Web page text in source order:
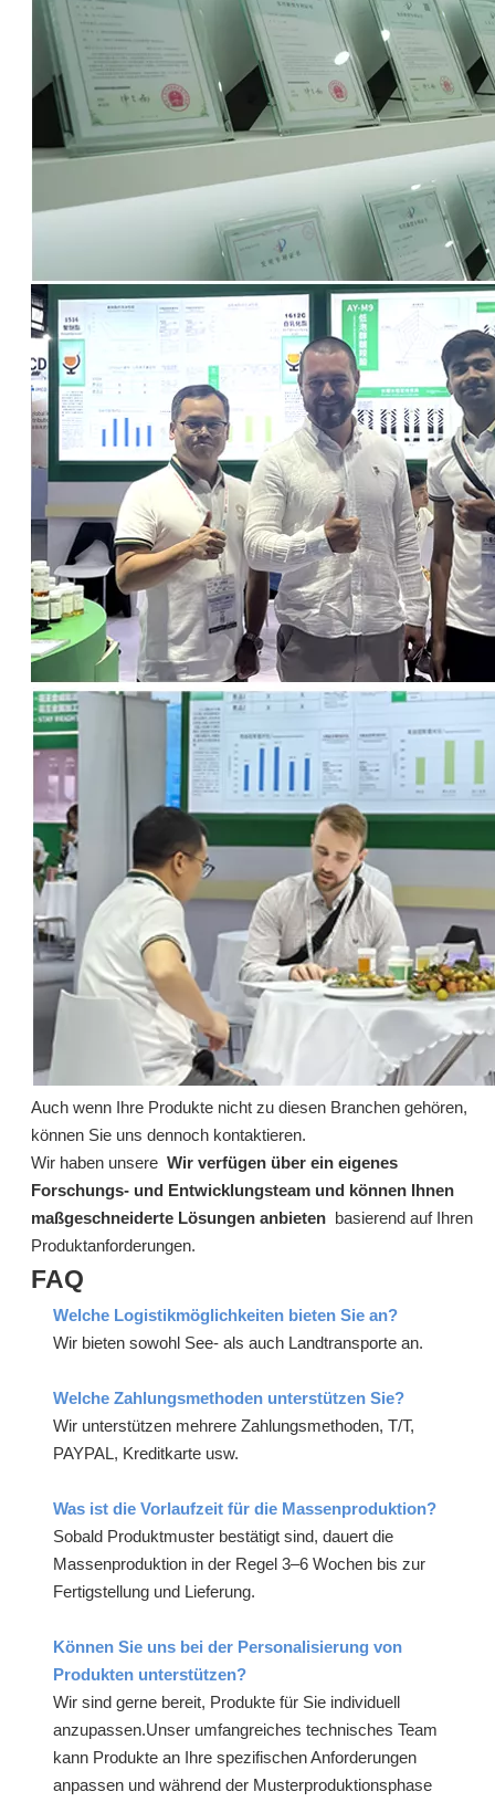
T748-Isomerenmischungs-Härter für Epoxidharze, Rostschutzmittel T748-Isomerenmischungs-Härter für Epoxidharze, Rostschutzmittel
erkundigen
Auch wenn Ihre Produkte nicht zu diesen Branchen gehören,
können Sie uns dennoch kontaktieren.
Wir haben unsere Wir verfügen über ein eigenes
Forschungs- und Entwicklungsteam und können Ihnen
maßgeschneiderte Lösungen anbieten basierend auf Ihren
Produktanforderungen.
FAQ
Welche Logistikmöglichkeiten bieten Sie an?
Wir bieten sowohl See- als auch Landtransporte an.
Welche Zahlungsmethoden unterstützen Sie?
Wir unterstützen mehrere Zahlungsmethoden, T/T,
PAYPAL, Kreditkarte usw.
Was ist die Vorlaufzeit für die Massenproduktion?
Sobald Produktmuster bestätigt sind, dauert die
Massenproduktion in der Regel 3–6 Wochen bis zur
Fertigstellung und Lieferung.
Können Sie uns bei der Personalisierung von
Produkten unterstützen?
Wir sind gerne bereit, Produkte für Sie individuell
anzupassen.Unser umfangreiches technisches Team
kann Produkte an Ihre spezifischen Anforderungen
anpassen und während der Musterproduktionsphase